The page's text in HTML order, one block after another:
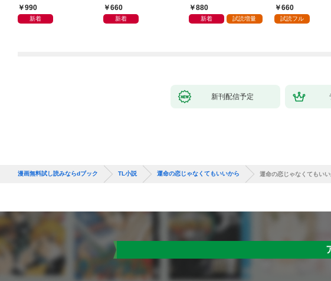
をかき乱す～
990
新着
護衛騎士様をえっちに
誘惑してみます！
660
新着
本人でした！？ 秘密
の官能レッスンでとろ
880
新着 試読増量
660
試読フル
新刊配信予定
漫画無料試し読みならdブック TL小説 運命の恋じゃなくてもいいから 運命の恋じゃなくてもいい